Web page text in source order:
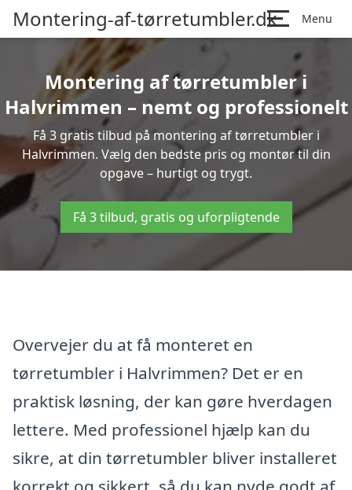
Montering-af-tørretumbler.dk Menu
Montering af tørretumbler i
Halvrimmen – nemt og professionelt
Få 3 gratis tilbud på montering af tørretumbler i
Halvrimmen. Vælg den bedste pris og montør til din
opgave – hurtigt og trygt.
Få 3 tilbud, gratis og uforpligtende
Overvejer du at få monteret en
tørretumbler i Halvrimmen? Det er en
praktisk løsning, der kan gøre hverdagen
lettere. Med professionel hjælp kan du
sikre, at din tørretumbler bliver installeret